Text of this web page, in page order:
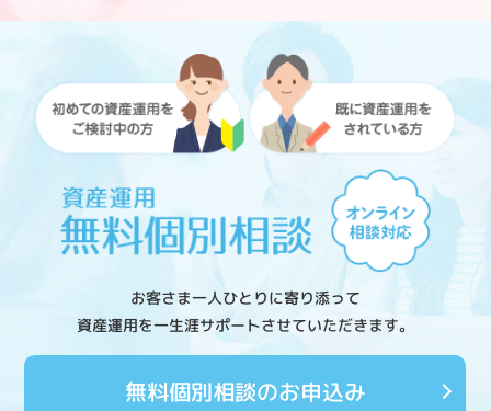
お客さま一人ひとりに寄り添って
資産運用を一生涯サポートさせていただきます。
無料個別相談のお申込み